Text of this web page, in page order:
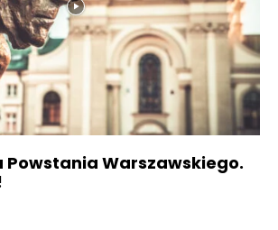
Powstania Warszawskiego.